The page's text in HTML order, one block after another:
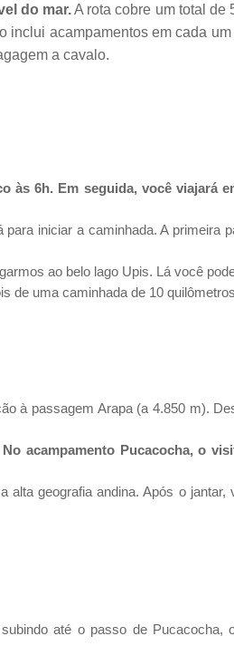
do mar.A rota cobre um total de
inclui acampamentos em cada
a cavalo.
às 6h. Em seguida, você viajará
iniciar a caminhada. A primeira
ao belo lago Upis. Lá você
de uma caminhada de 10
à passagem Arapa (a 4.850 m).
No acampamento Pucacocha, o
alta geografia andina. Após o
até o passo de Pucacocha,